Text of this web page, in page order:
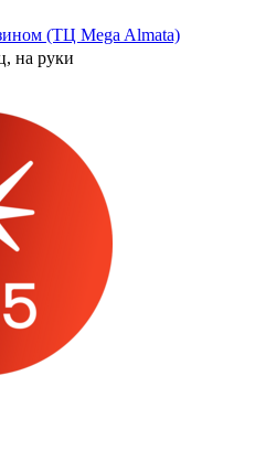
(ТЦ Mega Almata)
на руки